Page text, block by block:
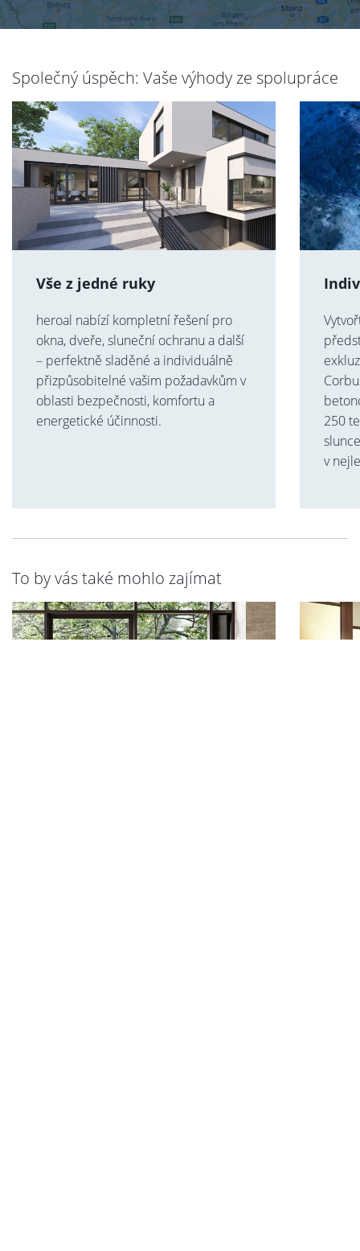
Společný úspěch: Vaše výhody ze spolupráce
Vše z jedné ruky
heroal nabízí kompletní řešení pro
okna, dveře, sluneční ochranu a další
– perfektně sladěné a individuálně
přizpůsobitelné vašim požadavkům v
oblasti bezpečnosti, komfortu a
energetické účinnosti.
250
v
To by vás také mohlo zajímat